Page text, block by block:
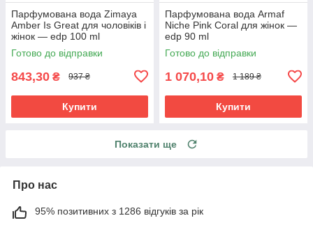
Парфумована вода Zimaya
Amber Is Great для чоловіків і
жінок — edp 100 ml
Готово до відправки
843,30 ₴ 937 ₴
Купити
Парфумована вода Armaf
Niche Pink Coral для жінок —
edp 90 ml
Готово до відправки
1 070,10 ₴ 1 189 ₴
Купити
Показати ще
Про нас
95% позитивних з 1286 відгуків за рік